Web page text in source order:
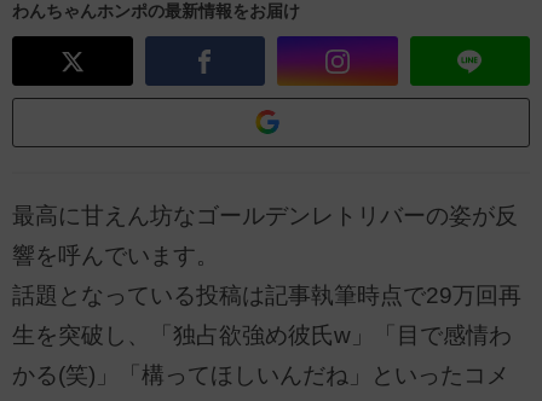
わんちゃんホンポの最新情報をお届け
最高に甘えん坊なゴールデンレトリバーの姿が反
響を呼んでいます。
話題となっている投稿は記事執筆時点で29万回再
生を突破し、「独占欲強め彼氏w」「目で感情わ
かる(笑)」「構ってほしいんだね」といったコメ